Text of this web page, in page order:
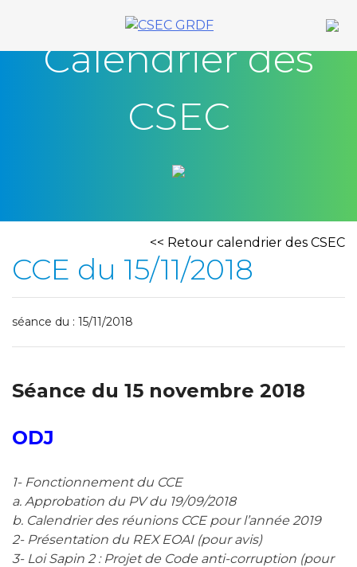
Calendrier des
CSEC
CCE du 15/11/2018
<< Retour calendrier des CSEC
séance du : 15/11/2018
Séance du 15 novembre 2018
ODJ
1- Fonctionnement du CCE
a. Approbation du PV du 19/09/2018
b. Calendrier des réunions CCE pour l’année 2019
2- Présentation du REX EOAI (pour avis)
3- Loi Sapin 2 : Projet de Code anti-corruption (pour